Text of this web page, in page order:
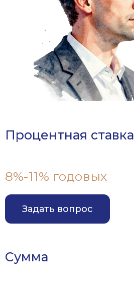
Процентная ставка
8%-11% годовых
Задать вопрос
Сумма